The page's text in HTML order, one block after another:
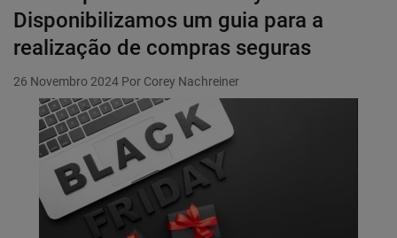
Disponibilizamos um guia para a
realização de compras seguras
26 Novembro 2024 Por Corey Nachreiner